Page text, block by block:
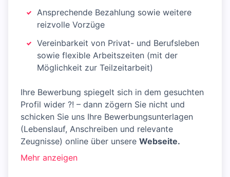
Ansprechende Bezahlung sowie weitere
reizvolle Vorzüge
Vereinbarkeit von Privat- und Berufsleben
sowie flexible Arbeitszeiten (mit der
Möglichkeit zur Teilzeitarbeit)
Ihre Bewerbung spiegelt sich in dem gesuchten
Profil wider ?! – dann zögern Sie nicht und
schicken Sie uns Ihre Bewerbungsunterlagen
(Lebenslauf, Anschreiben und relevante
Zeugnisse) online über unsere Webseite.
Mehr anzeigen